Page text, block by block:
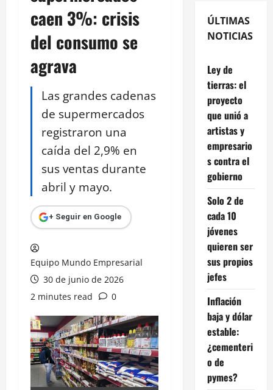
caen 3%: crisis
del consumo se
agrava
Las grandes cadenas
de supermercados
registraron una
caída del 2,9% en
sus ventas durante
abril y mayo.
+ Seguir en Google
Equipo Mundo Empresarial
30 de junio de 2026
2 minutes read
0
ÚLTIMAS
NOTICIAS
Ley de
tierras: el
proyecto
que unió a
artistas y
empresario
s contra el
gobierno
Solo 2 de
cada 10
jóvenes
quieren ser
sus propios
jefes
Inflación
baja y dólar
estable:
¿cementeri
o de
pymes?